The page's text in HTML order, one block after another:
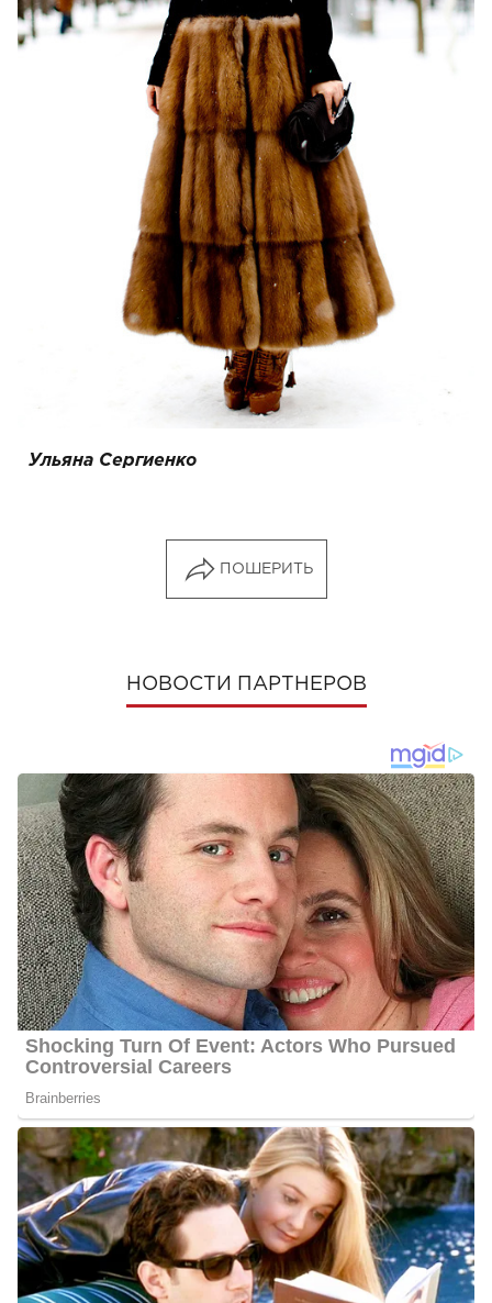
Ульяна Сергиенко
ПОШЕРИТЬ
НОВОСТИ ПАРТНЕРОВ